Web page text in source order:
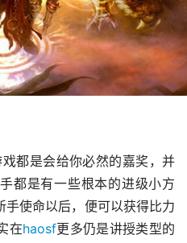
都是有一些根本的进级小方
使命以后，便可以获得比力
在haosf更多仍是讲授类型的